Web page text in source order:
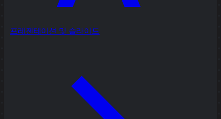
프레젠테이션 및 슬라이드